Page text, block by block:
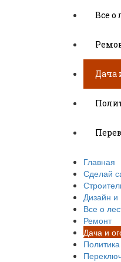
Все о
Дача
Главная
Сделай
Дизайн и
Все о
Ремонт
Дача и